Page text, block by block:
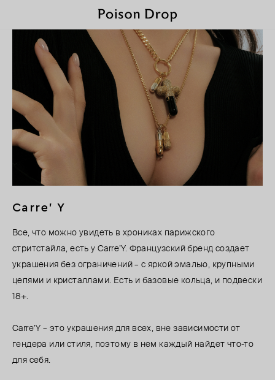
Carre' Y
Все, что можно увидеть в хрониках парижского
стритстайла, есть у Carre’Y. Французский бренд создает
украшения без ограничений – с яркой эмалью, крупными
цепями и кристаллами. Есть и базовые кольца, и подвески
18+.
Carre’Y – это украшения для всех, вне зависимости от
гендера или стиля, поэтому в нем каждый найдет что-то
для себя.